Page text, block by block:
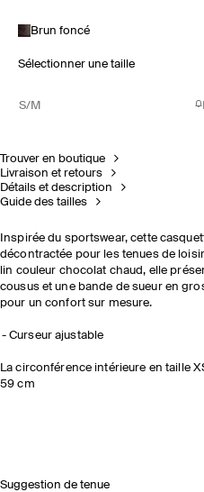
Brun foncé
Sélectionner une taille
S/M
Trouver en boutique
Livraison et retours
Détails et description
Guide des tailles
Inspirée du sportswear, cette
décontractée pour les tenues de
lin couleur chocolat chaud, elle
cousus et une bande de sueur en
pour un confort sur mesure.
Curseur ajustable
La circonférence intérieure en taille
59 cm
Suggestion de tenue